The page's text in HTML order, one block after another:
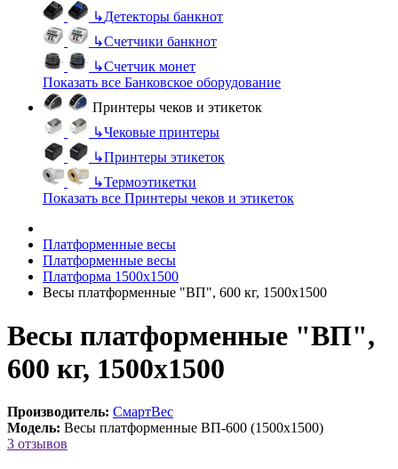
↳Детекторы банкнот
↳Счетчики банкнот
↳Счетчик монет
Показать все Банковское оборудование
Принтеры чеков и этикеток
↳Чековые принтеры
↳Принтеры этикеток
↳Термоэтикетки
Показать все Принтеры чеков и этикеток
Платформенные весы
Платформенные весы
Платформа 1500х1500
Весы платформенные "ВП", 600 кг, 1500х1500
Весы платформенные "ВП",
600 кг, 1500х1500
Производитель: СмартВес
Модель: Весы платформенные ВП-600 (1500х1500)
3 отзывов